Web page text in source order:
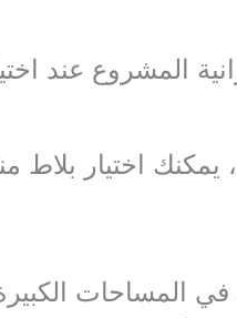
المشروع عند
يمكنك اختيار
في المساحات